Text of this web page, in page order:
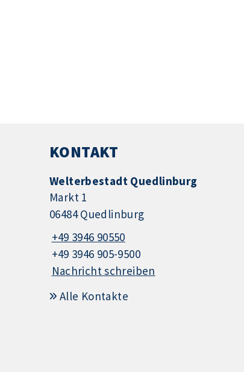
KONTAKT
Welterbestadt Quedlinburg
Markt 1
06484 Quedlinburg
+49 3946 90550
+49 3946 905-9500
Nachricht schreiben
Alle Kontakte